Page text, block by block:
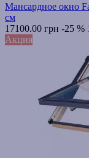
Мансардное окно
см
17100.00 грн -25 %
Акция